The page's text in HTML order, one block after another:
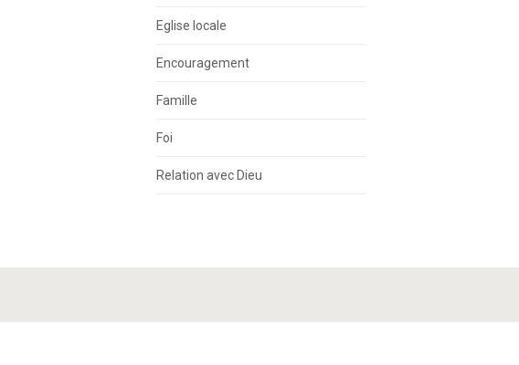
Eglise locale
Encouragement
Famille
Foi
Relation avec Dieu